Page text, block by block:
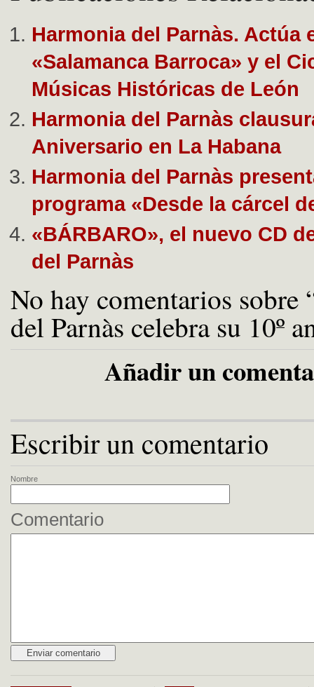
Harmonia del Parnàs. Actúa
«Salamanca Barroca» y el
Músicas Históricas de León
Harmonia del Parnàs
Aniversario en La Habana
Harmonia del Parnàs
programa «Desde la cárcel
«BÁRBARO», el nuevo CD
del Parnàs
No hay comentarios sobre
del Parnàs celebra su 10º
Añadir un
Escribir un comentario
Nombre
Comentario